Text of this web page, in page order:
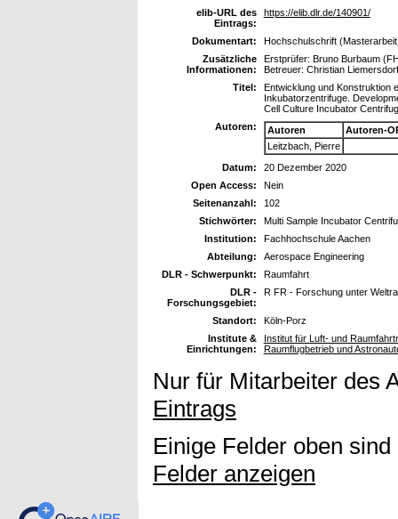
elib-URL des
Eintrags:
https://elib.dlr.de/140901/
Dokumentart:
Hochschulschrift
Zusätzliche
Informationen:
Erstprüfer: Bruno Burbaum
Betreuer: Christian
Titel:
Entwicklung und Konstruktion
Inkubatorzentrifuge.
Cell Culture Incubator
Autoren:
Autoren
Autoren-
Leitzbach, Pierre
Datum:
20 Dezember 2020
Open Access:
Nein
Seitenanzahl:
102
Stichwörter:
Multi Sample Incubator
Institution:
Fachhochschule Aachen
Abteilung:
Aerospace Engineering
DLR - Schwerpunkt:
Raumfahrt
DLR -
Forschungsgebiet:
R FR - Forschung unter
Standort:
Köln-Porz
Institute &
Einrichtungen:
Institut für Luft- und
Raumflugbetrieb und
Nur für Mitarbeiter des
Eintrags
Einige Felder oben
Felder anzeigen